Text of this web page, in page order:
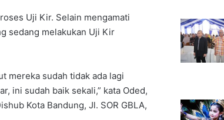
Uji Kir. Selain mengamati
sedang melakukan Uji Kir
mereka sudah tidak ada lagi
ini sudah baik sekali,” kata Oded,
Kota Bandung, Jl. SOR GBLA,